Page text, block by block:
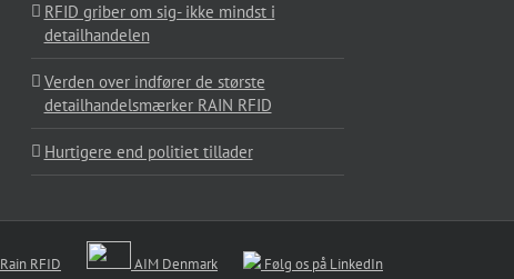
RFID griber om sig- ikke mindst i
detailhandelen
Verden over indfører de største
detailhandelsmærker RAIN RFID
Hurtigere end politiet tillader
Rain RFID AIM Denmark Følg os på LinkedIn